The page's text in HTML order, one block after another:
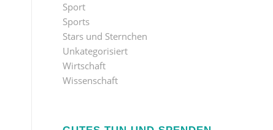
Sport
Sports
Stars und Sternchen
Unkategorisiert
Wirtschaft
Wissenschaft